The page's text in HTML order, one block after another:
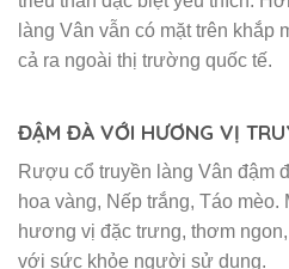
Dưới triều đại phong kiến,
triều thần đặc biệt yêu thích.
ĐẬM ĐÀ VỚI HƯƠNG VỊ
Rượu cổ truyền làng Vân đậm
hoa vàng, Nếp trắng, Táo mèo.